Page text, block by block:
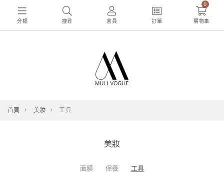
分類 搜尋 會員 訂單
0
購物車
首頁 美妝 工具
美妝
面膜 保養 工具